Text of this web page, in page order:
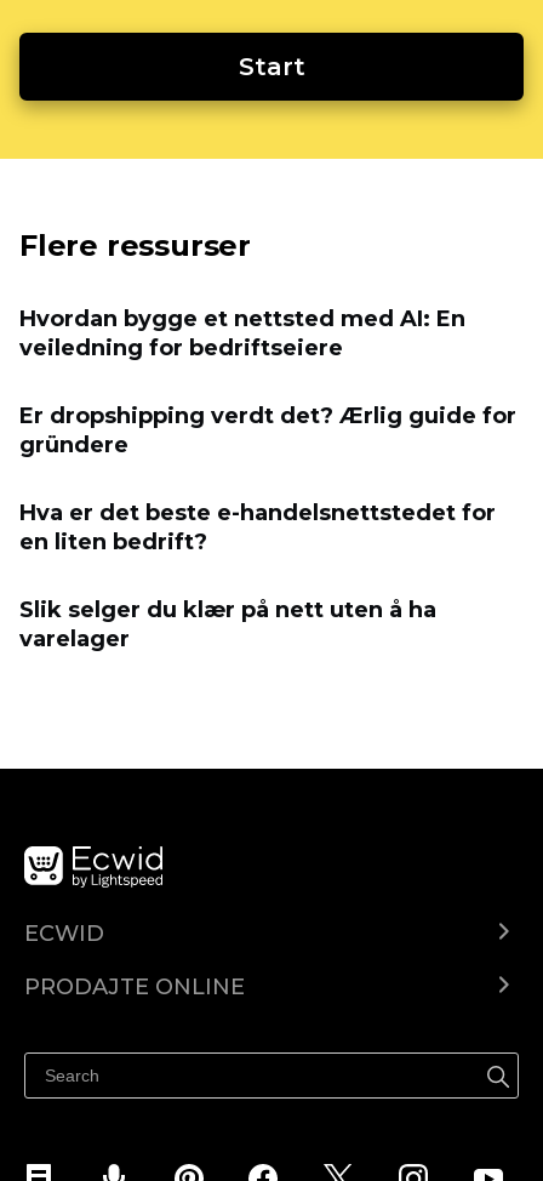
Start
Flere ressurser
Hvordan bygge et nettsted med AI: En
veiledning for bedriftseiere
Er dropshipping verdt det? Ærlig guide for
gründere
Hva er det beste e-handelsnettstedet for
en liten bedrift?
Slik selger du klær på nett uten å ha
varelager
ECWID
PRODAJTE ONLINE